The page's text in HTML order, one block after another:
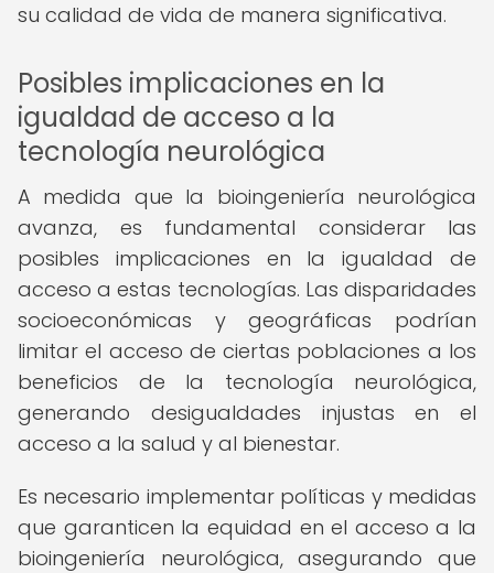
su calidad de vida de manera significativa.
Posibles implicaciones en la
igualdad de acceso a la
tecnología neurológica
A medida que la bioingeniería neurológica
avanza, es fundamental considerar las
posibles implicaciones en la igualdad de
acceso a estas tecnologías. Las disparidades
socioeconómicas y geográficas podrían
limitar el acceso de ciertas poblaciones a los
beneficios de la tecnología neurológica,
generando desigualdades injustas en el
acceso a la salud y al bienestar.
Es necesario implementar políticas y medidas
que garanticen la equidad en el acceso a la
bioingeniería neurológica, asegurando que